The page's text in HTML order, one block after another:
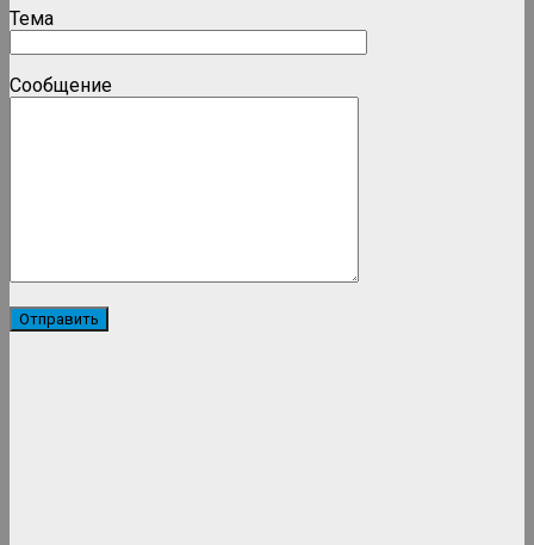
Тема
Сообщение